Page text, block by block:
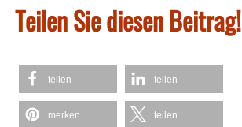
Teilen Sie diesen Beitrag!
teilen teilen
merken teilen